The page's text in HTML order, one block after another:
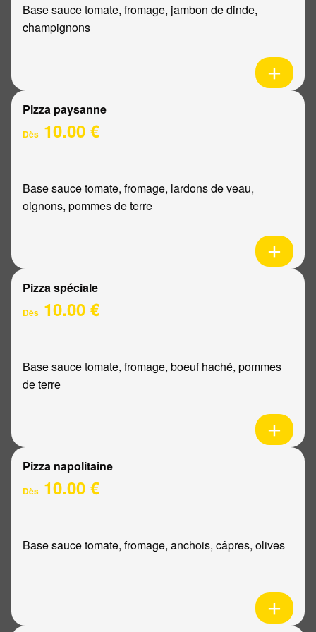
Base sauce tomate, fromage, jambon de dinde,
champignons
Pizza paysanne
Dès 10.00 €
Base sauce tomate, fromage, lardons de veau,
oignons, pommes de terre
Pizza spéciale
Dès 10.00 €
Base sauce tomate, fromage, boeuf haché, pommes
de terre
Pizza napolitaine
Dès 10.00 €
Base sauce tomate, fromage, anchois, câpres, olives